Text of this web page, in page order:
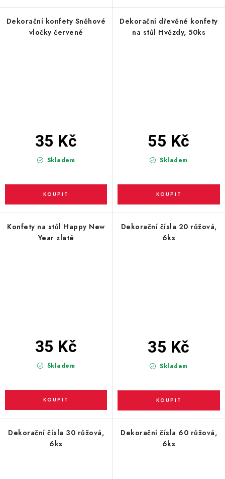
Dekorační konfety Sněhové
vločky červené
Skladem
35 Kč
Dekorační dřevěné konfety
na stůl Hvězdy, 50ks
Skladem
55 Kč
Konfety na stůl Happy New
Year zlaté
Skladem
35 Kč
Dekorační čísla 20 růžová,
6ks
Skladem
35 Kč
Dekorační čísla 30 růžová,
6ks
Dekorační čísla 60 růžová,
6ks